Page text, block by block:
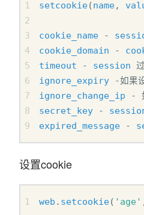
setcookie(name,
cookie_name -
cookie_domain
-
timeout
- session
ignore_expiry
-如果
ignore_change_ip
-
secret_key
-
expired_message
-
设置cookie
web . setcookie( 'age'